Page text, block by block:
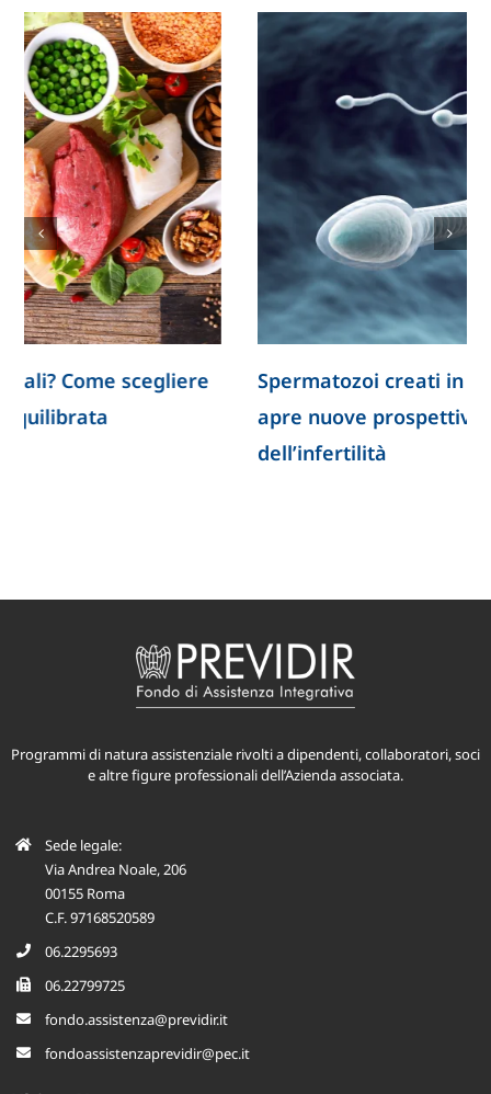
Spermatozoi creati in laboratorio: la
apre nuove prospettive per lo studio
Programmi di natura assistenziale rivolti a dipendenti, collaboratori, soci
e altre figure professionali dell’Azienda associata.
Sede legale:
Via Andrea Noale, 206
00155 Roma
C.F. 97168520589
06.2295693
06.22799725
fondo.assistenza@previdir.it
fondoassistenzaprevidir@pec.it